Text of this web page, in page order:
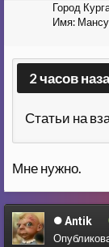
Город
Имя:
2 часов
Статьи на
Мне нужно.
Antik